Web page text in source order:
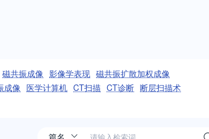
磁共振成像 影像学表现 磁共振扩散加权成像
成像 医学计算机 CT扫描 CT诊断 断层扫描术